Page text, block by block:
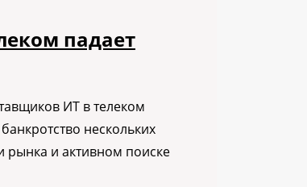
падает
ИТ в телеком
нескольких
рынка и активном поиске